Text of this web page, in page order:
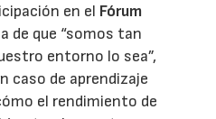
en el Fórum
de que “somos tan
entorno lo sea”,
caso de aprendizaje
el rendimiento de